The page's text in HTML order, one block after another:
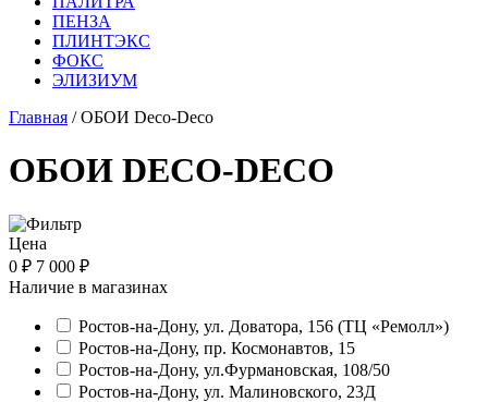
ПЕНЗА
ПЛИНТЭКС
ФОКС
ЭЛИЗИУМ
Главная / ОБОИ Deco-Deco
ОБОИ DECO-DECO
Цена
0 ₽ 7 000 ₽
Наличие в магазинах
Ростов-на-Дону, ул. Доватора, 156 (ТЦ «Ремолл»)
Ростов-на-Дону, пр. Космонавтов, 15
Ростов-на-Дону, ул.Фурмановская, 108/50
Ростов-на-Дону, ул. Малиновского, 23Д